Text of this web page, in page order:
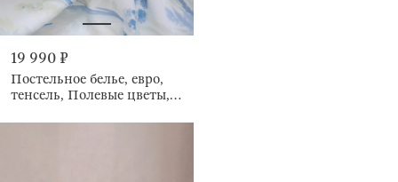
19 990 ₽
Постельное белье, евро,
тенсель, Полевые цветы,